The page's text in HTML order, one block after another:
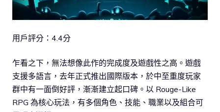
用戶評分：4.4分
乍看之下，無法想像此作的完成度及遊戲性之高。遊戲
支援多語言，去年正式推出國際版本，於中至重度玩家
群中有一面倒好評，漸漸建立起口碑。以 Rouge-Like
RPG 為核心玩法，有多個角色、技能、職業以及組合可